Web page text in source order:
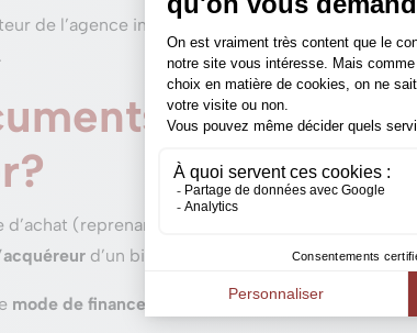
de l’agence immobilière Les Viviers Brabant
dois-je
(reprenant les coordonnées complètes
d’un bien immobilier doit lui aussi
mode de financement de son investissement